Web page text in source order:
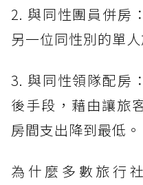
2. 與同性團員併房
另一位同性別的單人
3. 與同性領隊配房
後手段，藉由讓旅
房間支出降到最低。
為什麼多數旅行